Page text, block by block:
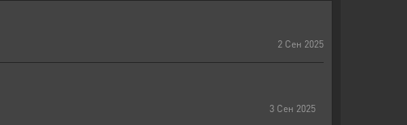
2 Сен 2025
3 Сен 2025